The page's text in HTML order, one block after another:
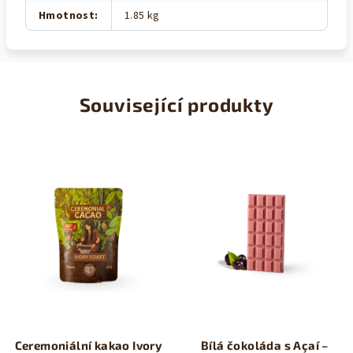
Hmotnost: 1.85 kg
Související produkty
Ceremoniální kakao Ivory
Bílá čokoláda s Açaí –